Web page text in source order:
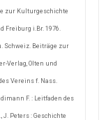
zur Kulturgeschichte
Freiburg i.Br. 1976.
Schweiz. Beiträge zur
Verlag, Olten und
Vereins f. Nass.
F. : Leitfaden des
J. Peters : Geschichte